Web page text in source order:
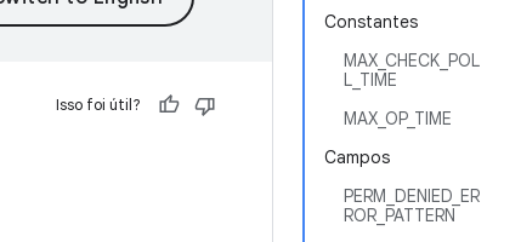
Constantes
MAX_CHECK_POL
L_TIME
MAX_OP_TIME
Campos
PERM_DENIED_ER
ROR_PATTERN
Isso foi útil?